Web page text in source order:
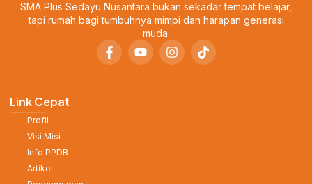
SMA Plus Sedayu Nusantara bukan sekadar tempat belajar,
tapi rumah bagi tumbuhnya mimpi dan harapan generasi
muda.
Link Cepat
Profil
Visi Misi
Info PPDB
Artikel